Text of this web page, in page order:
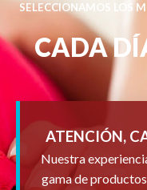
SELECCIONAMOS LOS
CADA
ATENCIÓN,
Nuestra
gama de